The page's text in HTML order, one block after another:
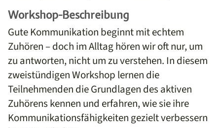
Workshop-Beschreibung
Gute Kommunikation beginnt mit echtem
Zuhören – doch im Alltag hören wir oft nur, um
zu antworten, nicht um zu verstehen. In diesem
zweistündigen Workshop lernen die
Teilnehmenden die Grundlagen des aktiven
Zuhörens kennen und erfahren, wie sie ihre
Kommunikationsfähigkeiten gezielt verbessern